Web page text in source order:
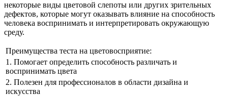
некоторые виды цветовой слепоты или других зрительных
дефектов, которые могут оказывать влияние на способность
человека воспринимать и интерпретировать окружающую
среду.
Преимущества теста на цветовосприятие:
1. Помогает определить способность различать и
воспринимать цвета
2. Полезен для профессионалов в области дизайна и
искусства